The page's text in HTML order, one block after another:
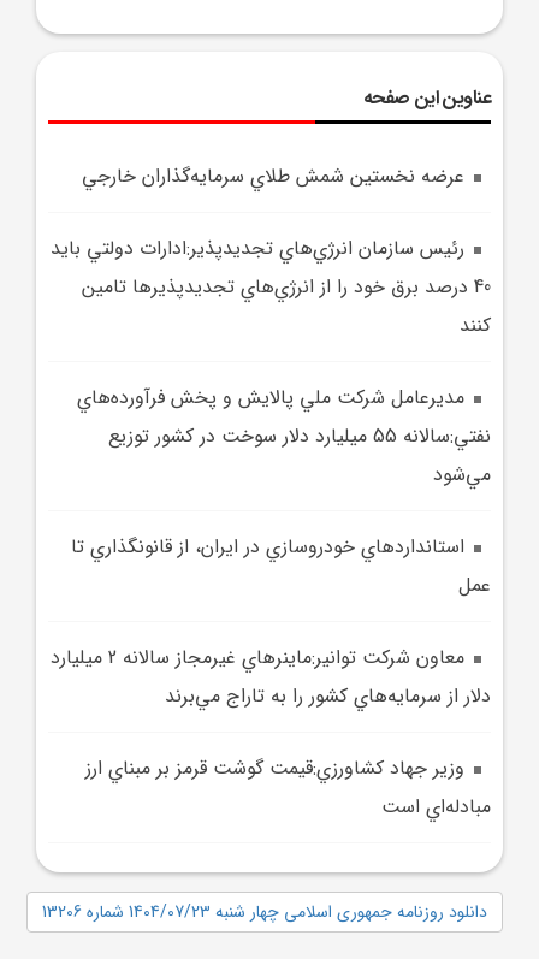
عناوین این صفحه
عرضه نخستين شمش طلاي سرمايه‌گذاران خارجي
رئيس سازمان انرژي‌هاي تجديدپذير:ادارات دولتي بايد
40 درصد برق خود را از انرژي‌هاي تجديدپذيرها تامين
کنند
مديرعامل شرکت ملي پالايش و پخش فرآورده‌هاي
نفتي:سالانه 55 ميليارد دلار سوخت در کشور توزيع
مي‌شود
استانداردهاي خودروسازي در ايران، از قانونگذاري تا
عمل
معاون شرکت توانير:ماينر‌هاي غيرمجاز سالانه 2 ميليارد
دلار از سرمايه‌هاي کشور را به تاراج مي‌برند
وزير جهاد کشاورزي:قيمت گوشت قرمز بر مبناي ارز
مبادله‌اي است
دانلود روزنامه جمهوری اسلامی چهار شنبه 1404/07/23 شماره 13206